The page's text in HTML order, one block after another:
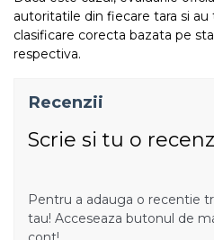
autoritatile din fiecare tara si
clasificare corecta bazata pe
respectiva.
Recenzii
Scrie si tu o
Pentru a adauga o recentie
tau! Acceseaza butonul de